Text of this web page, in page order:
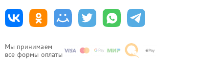
Мы принимаем
все формы оплаты